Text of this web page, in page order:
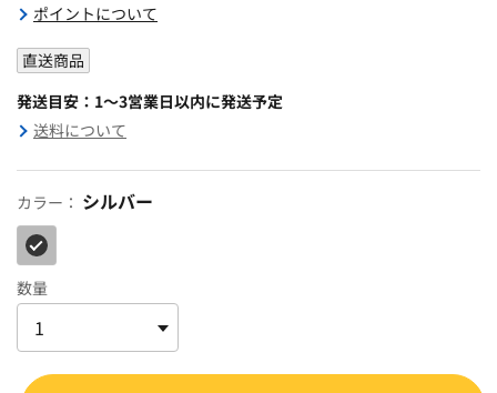
ポイントについて
直送商品
発送目安：1～3営業日以内に発送予定
送料について
カラー： シルバー
数量